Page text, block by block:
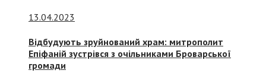
13.04.2023
Відбудують зруйнований храм: митрополит
Епіфаній зустрівся з очільниками Броварської
громади